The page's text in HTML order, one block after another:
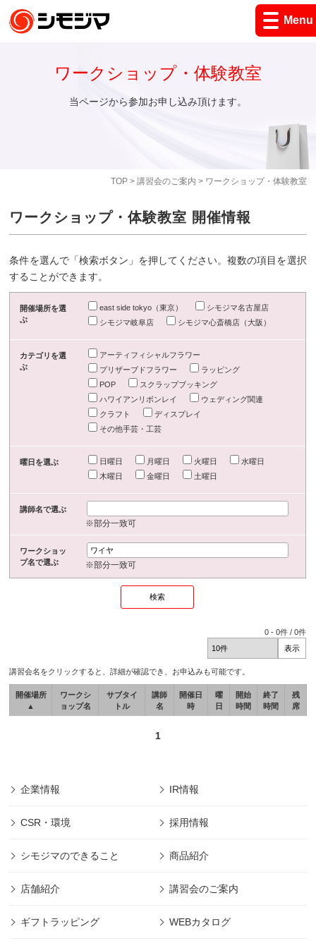
Menu
TOP> 講習会のご案内 > ワークショップ・体験教室
ワークショップ・体験教室
当ページから参加お申し込み頂けます。
ワークショップ・体験教室 開催情報
条件を選んで「検索ボタン」を押してください。複数の項目を選択
することができます。
開催場所を選
ぶ
east side tokyo（東京）
シモジマ名古屋店
シモジマ岐阜店
シモジマ心斎橋店（大阪）
カテゴリを選
ぶ
アーティフィシャルフラワー
プリザーブドフラワー
ラッピング
POP
スクラップブッキング
ハワイアンリボンレイ
ウェディング関連
クラフト
ディスプレイ
その他手芸・工芸
曜日を選ぶ 日曜日 月曜日 火曜日
水曜日
木曜日
金曜日 土曜日
講師名で選ぶ
※部分一致可
ワークショッ
プ名で選ぶ
※部分一致可
0 -0件 /0件
講習会名をクリックすると、詳細が確認でき、お申込みも可能です。
開催場所
▲
ワークシ
ョップ名
サブタイ
トル
講師
名
開催日
時
曜
日
開始
時間
終了
時間
残
席
1
企業情報 IR情報
CSR・環境 採用情報
シモジマのできること 商品紹介
店舗紹介 講習会のご案内
ギフトラッピング WEBカタログ